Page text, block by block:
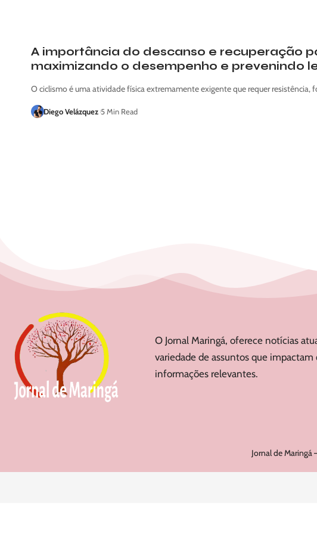
A importância do descanso e recuperação
maximizando o desempenho e prevenindo
O ciclismo é uma atividade física extremamente exigente que requer resistência,
Diego Velázquez 5 Min Read
O Jornal Maringá, oferece notícias
variedade de assuntos que
informações relevantes.
Jornal de Maringá